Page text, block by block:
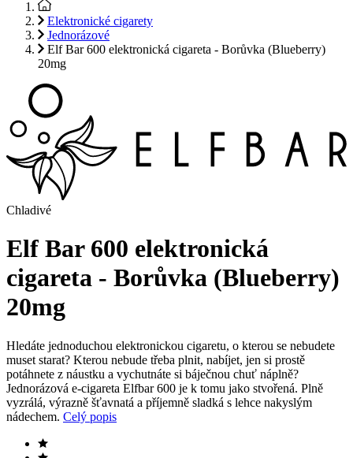
Elektronické cigarety
Jednorázové
Elf Bar 600 elektronická cigareta - Borůvka (Blueberry)
20mg
Chladivé
Elf Bar 600 elektronická
cigareta - Borůvka (Blueberry)
20mg
Hledáte jednoduchou elektronickou cigaretu, o kterou se nebudete
muset starat? Kterou nebude třeba plnit, nabíjet, jen si prostě
potáhnete z náustku a vychutnáte si báječnou chuť náplně?
Jednorázová e-cigareta Elfbar 600 je k tomu jako stvořená. Plně
vyzrálá, výrazně šťavnatá a příjemně sladká s lehce nakyslým
nádechem. Celý popis